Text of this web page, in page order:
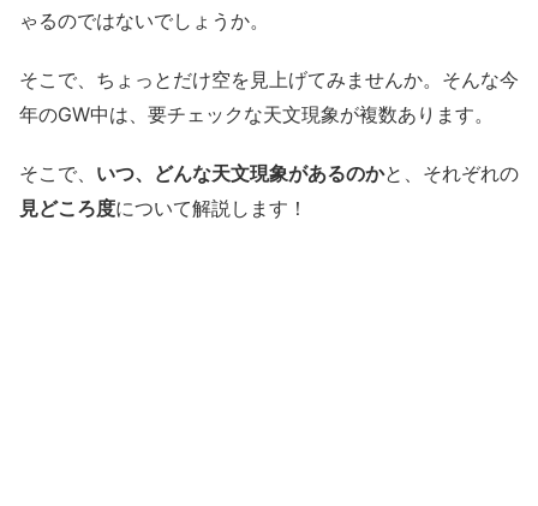
ゃるのではないでしょうか。
そこで、ちょっとだけ空を見上げてみませんか。そんな今
年のGW中は、要チェックな天文現象が複数あります。
そこで、 いつ、どんな天文現象があるのかと、それぞれの
見どころ度について解説します！